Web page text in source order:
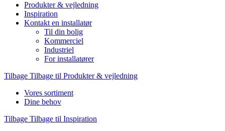
Produkter & vejledning
Inspiration
Kontakt en installatør
Til din bolig
Kommerciel
Industriel
For installatører
Tilbage Tilbage til Produkter & vejledning
Vores sortiment
Dine behov
Tilbage Tilbage til Inspiration